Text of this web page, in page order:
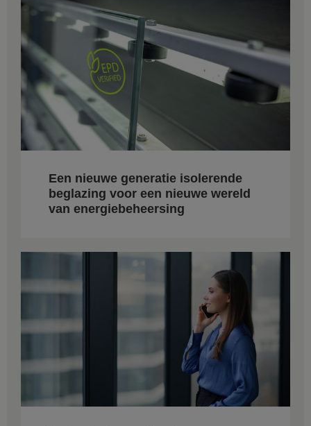
Een nieuwe generatie isolerende
beglazing voor een nieuwe wereld
van energiebeheersing